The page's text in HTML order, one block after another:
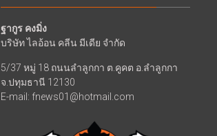
ฐากูร คงมิ่ง
บริษัท ไลอ้อน คลีน มีเดีย จำกัด
5/37 หมู่ 18 ถนนลำลูกกา ต.คูคต อ.ลำลูกกา
จ.ปทุมธานี 12130
E-mail: fnews01@hotmail.com